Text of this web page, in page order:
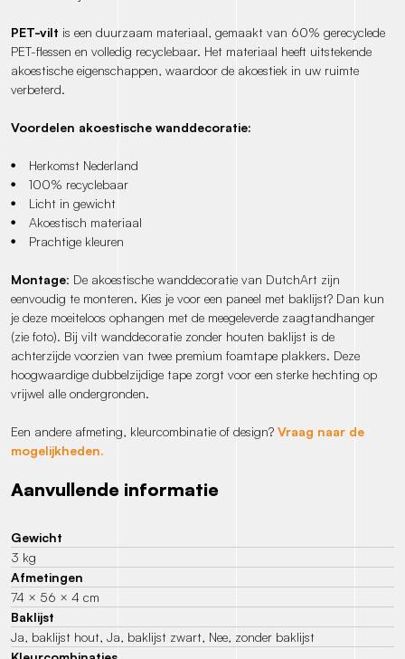
PET-vilt is een duurzaam materiaal, gemaakt van 60% gerecyclede
PET-flessen en volledig recyclebaar. Het materiaal heeft uitstekende
akoestische eigenschappen, waardoor de akoestiek in uw ruimte
verbeterd.
Voordelen akoestische wanddecoratie:
Herkomst Nederland
100% recyclebaar
Licht in gewicht
Akoestisch materiaal
Prachtige kleuren
Montage: De akoestische wanddecoratie van DutchArt zijn
eenvoudig te monteren. Kies je voor een paneel met baklijst? Dan kun
je deze moeiteloos ophangen met de meegeleverde zaagtandhanger
(zie foto). Bij vilt wanddecoratie zonder houten baklijst is de
achterzijde voorzien van twee premium foamtape plakkers. Deze
hoogwaardige dubbelzijdige tape zorgt voor een sterke hechting op
vrijwel alle ondergronden.
Een andere afmeting, kleurcombinatie of design? Vraag naar de
mogelijkheden.
Aanvullende informatie
Gewicht
3 kg
Afmetingen
74 × 56 × 4 cm
Baklijst
Ja, baklijst hout, Ja, baklijst zwart, Nee, zonder baklijst